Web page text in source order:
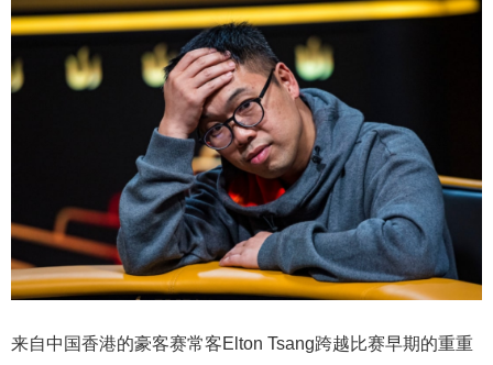
来自中国香港的豪客赛常客Elton Tsang跨越比赛早期的重重